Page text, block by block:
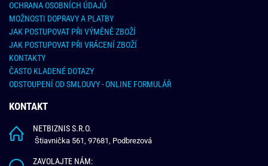
OCHRANA OSOBNÍCH ÚDAJŮ
MOŽNOSTI DOPRAVY A PLATBY
JAK POSTUPOVAT PŘI VÝMĚNĚ ZBOŽÍ
JAK POSTUPOVAT PŘI VRÁCENÍ ZBOŽÍ
KONTAKTY
ČASTO KLADENÉ DOTAZY
ODSTOUPENÍ OD SMLOUVY - ONLINE FORMULÁŘ
KONTAKT
NETBIZNIS S.R.O.
Štiavnička 561, 97681, Podbrezová
ZAVOLAJTE NÁM: